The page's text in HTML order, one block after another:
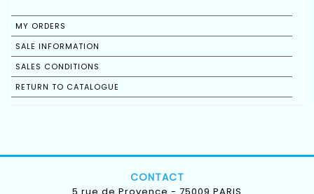
MY ORDERS
SALE INFORMATION
SALES CONDITIONS
RETURN TO CATALOGUE
CONTACT